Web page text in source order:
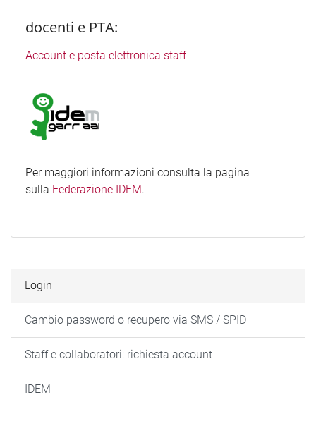
docenti e PTA:
Account e posta elettronica staff
Per maggiori informazioni consulta la pagina
sulla Federazione IDEM.
Login
Cambio password o recupero via SMS / SPID
Staff e collaboratori: richiesta account
IDEM